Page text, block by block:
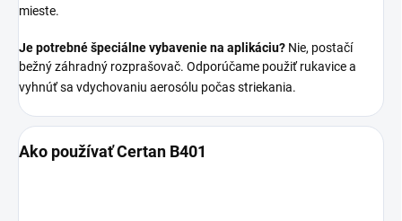
mieste.
Je potrebné špeciálne vybavenie na aplikáciu? Nie, postačí
bežný záhradný rozprašovač. Odporúčame použiť rukavice a
vyhnúť sa vdychovaniu aerosólu počas striekania.
Ako používať Certan B401